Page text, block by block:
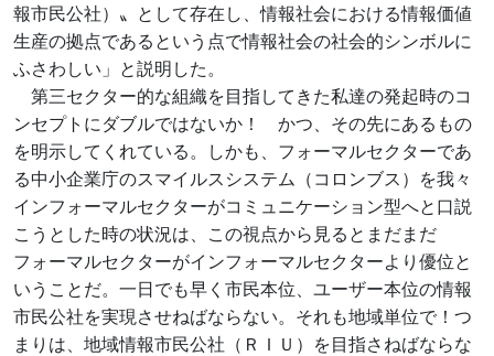
報市民公社）〟として存在し、情報社会における情報価値
生産の拠点であるという点で情報社会の社会的シンボルに
ふさわしい」と説明した。
第三セクター的な組織を目指してきた私達の発起時のコ
ンセプトにダブルではないか！ かつ、その先にあるもの
を明示してくれている。しかも、フォーマルセクターであ
る中小企業庁のスマイルスシステム（コロンブス）を我々
インフォーマルセクターがコミュニケーション型へと口説
こうとした時の状況は、この視点から見るとまだまだ
フォーマルセクターがインフォーマルセクターより優位と
いうことだ。一日でも早く市民本位、ユーザー本位の情報
市民公社を実現させねばならない。それも地域単位で！つ
まりは、地域情報市民公社（ＲＩＵ）を目指さねばならな